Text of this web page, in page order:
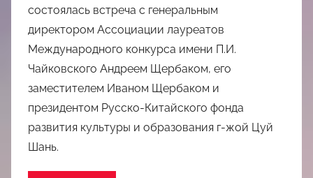
состоялась встреча с генеральным
директором Ассоциации лауреатов
Международного конкурса имени П.И.
Чайковского Андреем Щербаком, его
заместителем Иваном Щербаком и
президентом Русско-Китайского фонда
развития культуры и образования г-жой Цуй
Шань.